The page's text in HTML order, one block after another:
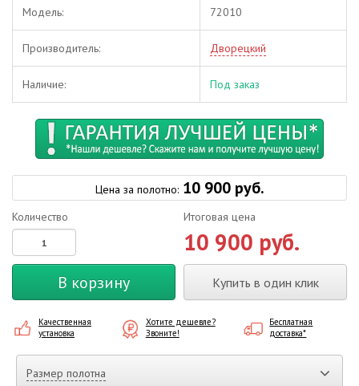
Модель: 72010
Производитель: Дворецкий
Наличие: Под заказ
Цена за полотно:10 900 руб.
Количество Итоговая цена
10 900 руб.
В корзину Купить в один клик
Качественная
установка
Хотите дешевле?
Звоните!
Бесплатная
доставка*
Размер полотна